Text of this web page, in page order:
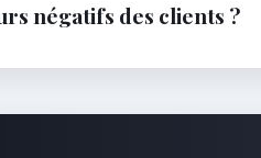
négatifs des clients ?